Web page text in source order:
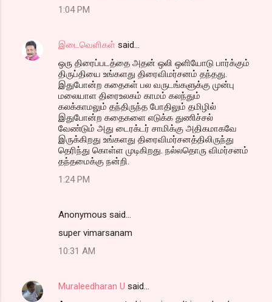
1:04 PM
இடைவெளிகள் said…
ஒரு திரைப்படத்தை அதன் ஒலி ஒளியோடு பார்க்கும்
திருப்தியை உங்களது திரைவிமர்சனம் தந்தது.
இதுபோன்ற கதைகள் பல வருடங்களுக்கு முன்பு
மலையாள திரைஉலகம் காமம் கலந்தும்
கலக்காமலும் தந்திருந்த போதிலும் தமிழில்
இதுபோன்ற கதைகளை எடுக்க துணிச்சல்
வேண்டும் அது டைரக்டர் சாமிக்கு அதிகமாகவே
இருக்கிறது உங்களது திரைவிமர்சனத்திலிருந்து
தெரிந்து கொள்ள முடிகிறது. நல்லதொரு விமர்சனம்
தந்தமைக்கு நன்றி.
1:24 PM
Anonymous said…
super vimarsanam
10:31 AM
Muraleedharan U said…